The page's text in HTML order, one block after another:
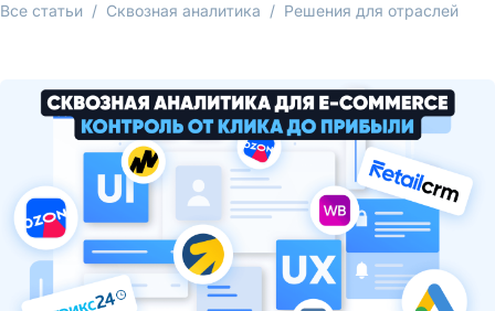
Все статьи / Сквозная аналитика / Решения для отраслей